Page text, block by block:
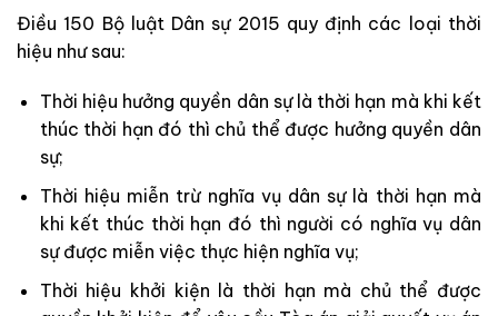
Điều 150 Bộ luật Dân sự 2015 quy định các loại thời
hiệu như sau:
Thời hiệu hưởng quyền dân sự là thời hạn mà khi kết
thúc thời hạn đó thì chủ thể được hưởng quyền dân
sự;
Thời hiệu miễn trừ nghĩa vụ dân sự là thời hạn mà
khi kết thúc thời hạn đó thì người có nghĩa vụ dân
sự được miễn việc thực hiện nghĩa vụ;
Thời hiệu khởi kiện là thời hạn mà chủ thể được